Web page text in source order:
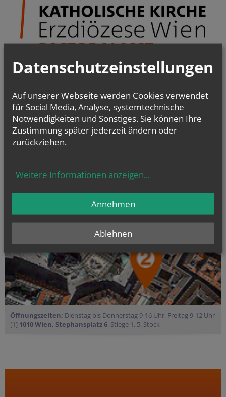
Christsein.Christwerden
Bibel
Liturgie - Kirchenraum
Kirche im Dialog
PfarrCaritas und Nächstenhilfe
Kirchenmusik
Öffnungszeiten: Dienstag bis Donnerstag 9-16 Uhr, Freitag 9-12 Uhr
[1] 1010 Wien, Stephansplatz 6, Stiege 1, 5. Stock
Datenschutzeinstellungen
Auf unserer Webseite werden Cookies verwendet
für Social Media, Analyse, systemtechnische
Notwendigkeiten und Sonstiges. Sie können Ihre
Zustimmung später jederzeit ändern oder
zurückziehen.
Weitere Informationen anzeigen...
Ablehnen
Annehmen